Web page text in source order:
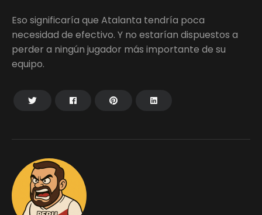
Eso significaría que Atalanta tendría poca
necesidad de efectivo. Y no estarían dispuestos a
perder a ningún jugador más importante de su
equipo.